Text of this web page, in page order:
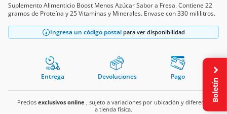
Suplemento Alimenticio Boost Menos Azúcar Sabor a Fresa. Contiene 22
gramos de Proteína y 25 Vitaminas y Minerales. Envase con 330 mililitros.
Ingresa un código postal para ver disponibilidad
Entrega Devoluciones Pago
Precios exclusivos online , sujeto a variaciones por ubicación y diferente
a tienda física.
Boletín